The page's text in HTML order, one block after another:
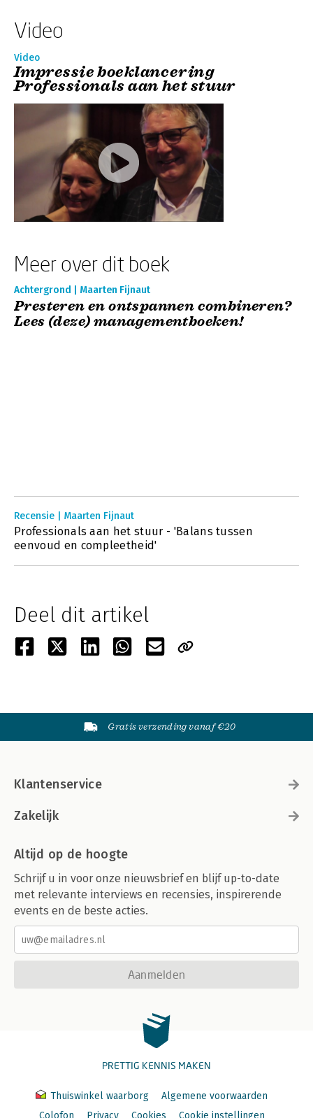
Video
Video
Impressie boeklancering
Professionals aan het stuur
Meer over dit boek
Achtergrond | Maarten Fijnaut
Presteren en ontspannen combineren?
Lees (deze) managementboeken!
Recensie | Maarten Fijnaut
Professionals aan het stuur - 'Balans tussen
eenvoud en compleetheid'
Deel dit artikel
Gratis verzending vanaf €20
Klantenservice
Zakelijk
Altijd op de hoogte
Schrijf u in voor onze nieuwsbrief en blijf up-to-date
met relevante interviews en recensies, inspirerende
events en de beste acties.
Aanmelden
PRETTIG KENNIS MAKEN
Thuiswinkel waarborg
Algemene voorwaarden
Colofon
Privacy Cookies Cookie instellingen